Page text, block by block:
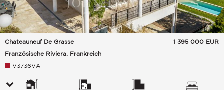
Chateauneuf De Grasse
Französische Riviera, Frankreich
1 395 000 EUR
V3736VA